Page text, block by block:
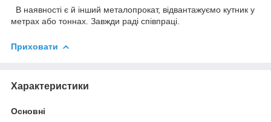
В наявності є й інший металопрокат, відвантажуємо кутник у
метрах або тоннах. Завжди раді співпраці.
Приховати
Характеристики
Основні